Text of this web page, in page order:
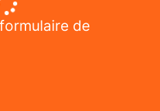
de